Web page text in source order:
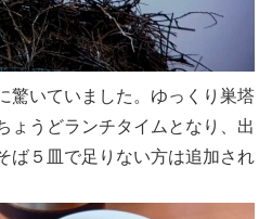
驚いていました。ゆっくり巣塔
ょうどランチタイムとなり、出
ば５皿で足りない方は追加され